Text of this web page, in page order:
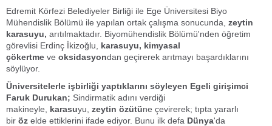
Edremit Körfezi Belediyeler Birliği ile Ege Üniversitesi Biyo
Mühendislik Bölümü ile yapılan ortak çalışma sonucunda, zeytin
karasuyu, arıtılmaktadır. Biyomühendislik Bölümü'nden öğretim
görevlisi Erdinç İkizoğlu,
karasuyu, kimyasal
çökertme ve oksidasyondan geçirerek arıtmayı başardıklarını
söylüyor.
Üniversitelerle işbirliği yaptıklarını söyleyen Egeli girişimci
Faruk Durukan; Sindirmatik adını verdiği
makineyle, karasuyu, zeytin özütüne çevirerek; tıpta yararlı
bir öz elde ettiklerini ifade ediyor. Bunu ilk defa Dünya'da